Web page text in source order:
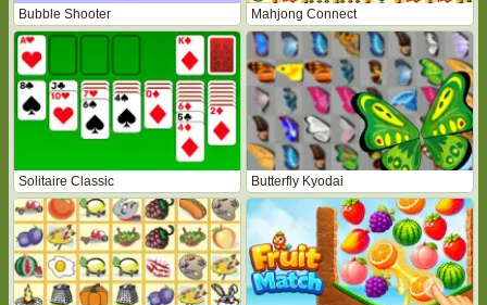
Bubble Shooter Mahjong Connect
Solitaire Classic Butterfly Kyodai